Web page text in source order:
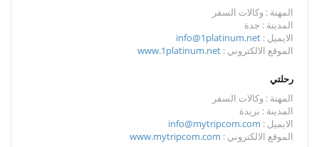
المهنة : وكالات السفر
المدينة : جدة
الايميل : info@1platinum.net
الموقع الالكتروني : www.1platinum.net
رحلتي
المهنة : وكالات السفر
المدينة : بريدة
الايميل : info@mytripcom.com
الموقع الالكتروني : www.mytripcom.com